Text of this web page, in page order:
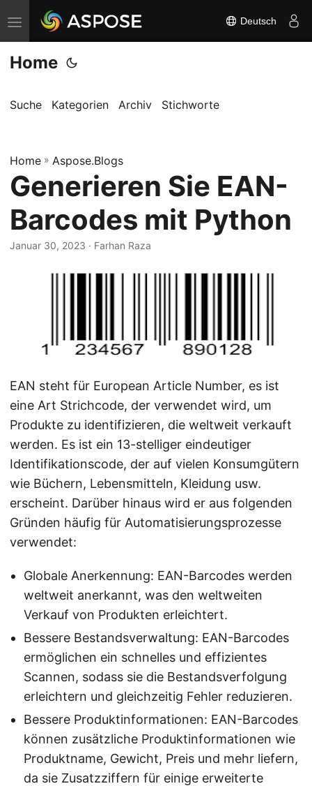
N
a
v
g
i
o
n
u
m
Deutsch
Home
Suche Kategorien Archiv Stichworte
Home » Aspose.Blogs
Generieren Sie EAN-
Barcodes mit Python
Januar 30, 2023 · Farhan Raza
EAN steht für European Article Number, es ist
eine Art Strichcode, der verwendet wird, um
Produkte zu identifizieren, die weltweit verkauft
werden. Es ist ein 13-stelliger eindeutiger
Identifikationscode, der auf vielen Konsumgütern
wie Büchern, Lebensmitteln, Kleidung usw.
erscheint. Darüber hinaus wird er aus folgenden
Gründen häufig für Automatisierungsprozesse
verwendet:
Globale Anerkennung: EAN-Barcodes werden
weltweit anerkannt, was den weltweiten
Verkauf von Produkten erleichtert.
Bessere Bestandsverwaltung: EAN-Barcodes
ermöglichen ein schnelles und effizientes
Scannen, sodass sie die Bestandsverfolgung
erleichtern und gleichzeitig Fehler reduzieren.
Bessere Produktinformationen: EAN-Barcodes
können zusätzliche Produktinformationen wie
Produktname, Gewicht, Preis und mehr liefern,
da sie Zusatzziffern für einige erweiterte